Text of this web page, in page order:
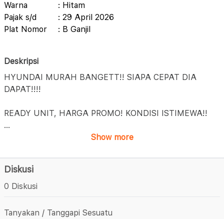
Warna
: Hitam
Pajak s/d
: 29 April 2026
Plat Nomor
: B Ganjil
Deskripsi
HYUNDAI MURAH BANGETT!! SIAPA CEPAT DIA
DAPAT!!!!
READY UNIT, HARGA PROMO! KONDISI ISTIMEWA!!
...
Show more
Diskusi
0 Diskusi
Tanyakan / Tanggapi Sesuatu